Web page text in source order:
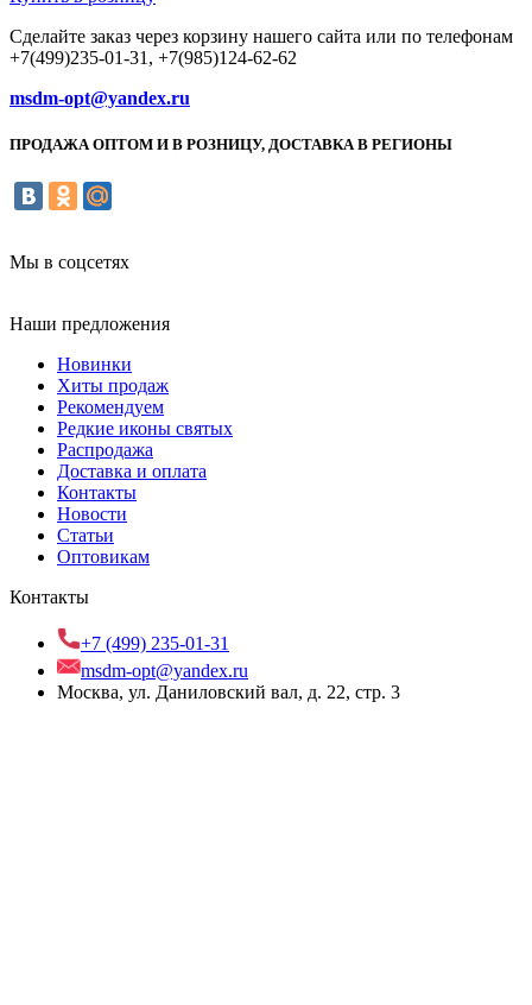
Сделайте заказ через корзину нашего сайта или по телефонам
+7(499)235-01-31, +7(985)124-62-62
msdm-opt@yandex.ru
ПРОДАЖА ОПТОМ И В РОЗНИЦУ, ДОСТАВКА В РЕГИОНЫ
Мы в соцсетях
Наши предложения
Новинки
Хиты продаж
Рекомендуем
Редкие иконы святых
Распродажа
Доставка и оплата
Контакты
Новости
Статьи
Оптовикам
Контакты
+7 (499) 235-01-31
msdm-opt@yandex.ru
Москва, ул. Даниловский вал, д. 22, стр. 3